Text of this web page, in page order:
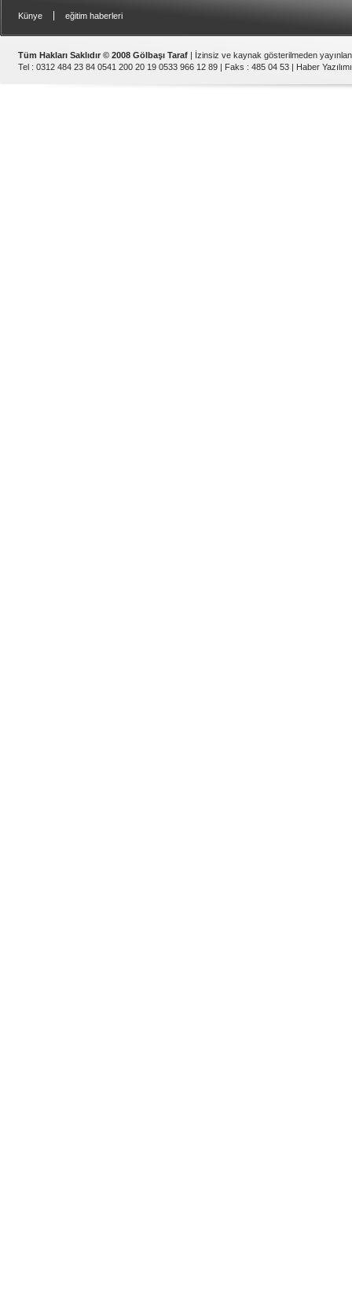
Künye eğitim haberleri
Tüm Hakları Saklıdır © 2008 Gölbaşı Taraf | İzinsiz ve kaynak gösterilmeden
Tel : 0312 484 23 84 0541 200 20 19 0533 966 12 89 | Faks : 485 04 53 | Haber Yazılımı